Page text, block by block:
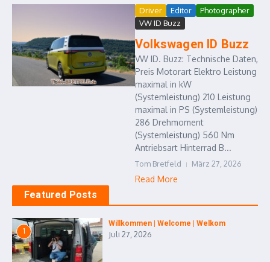
Driver Editor
Photographer
VW ID Buzz
Volkswagen ID Buzz
VW ID. Buzz: Technische Daten,
Preis Motorart Elektro Leistung
maximal in kW
(Systemleistung) 210 Leistung
maximal in PS (Systemleistung)
286 Drehmoment
(Systemleistung) 560 Nm
Antriebsart Hinterrad B...
Tom Bretfeld März 27, 2026
Read More
Featured Posts
1
Willkommen | Welcome | Welkom
Juli 27, 2026